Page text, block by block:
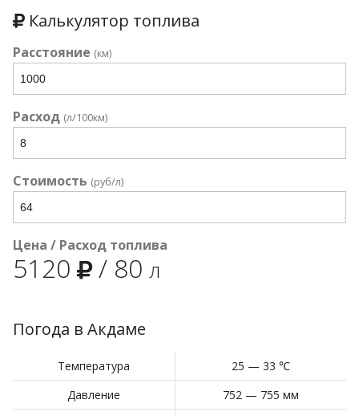
Калькулятор топлива
Расстояние (км)
Расход (л/100км)
Стоимость (руб/л)
Цена / Расход топлива
5120 / 80 л
Погода в Акдаме
Температура
25 — 33 ℃
Давление
752 — 755 мм